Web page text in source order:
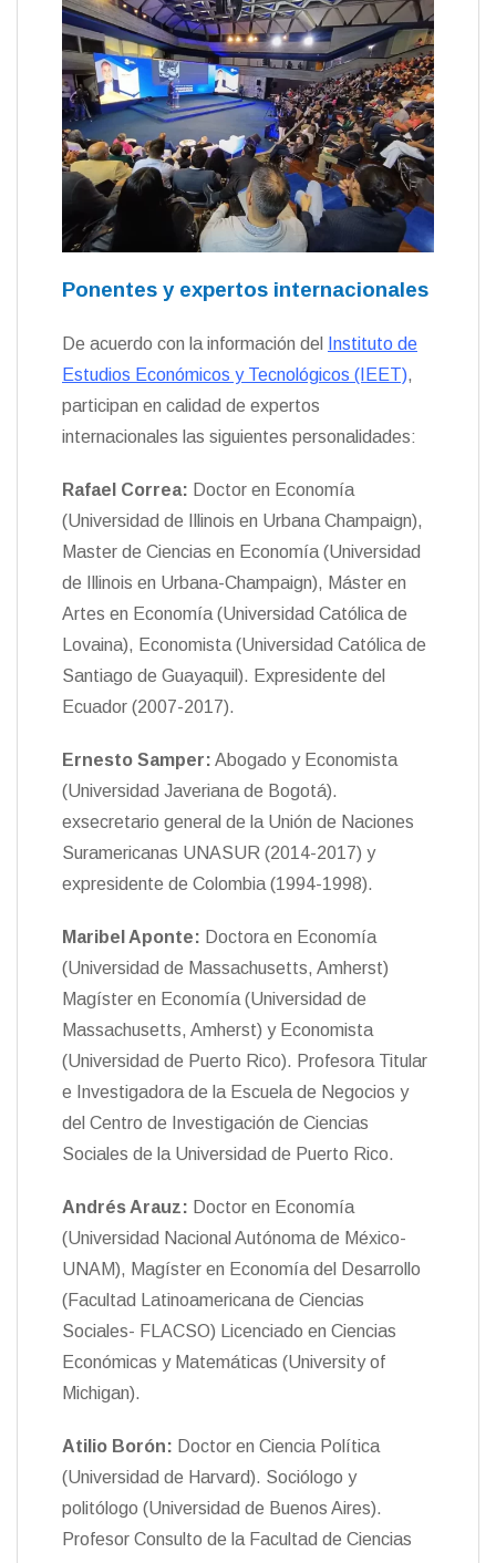
Ponentes y expertos internacionales
De acuerdo con la información del
Instituto de
Estudios Económicos y Tecnológicos (IEET),
participan en calidad de expertos
internacionales las siguientes personalidades:
Rafael Correa: Doctor en Economía
(Universidad de Illinois en Urbana Champaign),
Master de Ciencias en Economía (Universidad
de Illinois en Urbana-Champaign), Máster en
Artes en Economía (Universidad Católica de
Lovaina), Economista (Universidad Católica de
Santiago de Guayaquil). Expresidente del
Ecuador (2007-2017).
Ernesto Samper: Abogado y Economista
(Universidad Javeriana de Bogotá).
exsecretario general de la Unión de Naciones
Suramericanas UNASUR (2014-2017) y
expresidente de Colombia (1994-1998).
Maribel Aponte: Doctora en Economía
(Universidad de Massachusetts, Amherst)
Magíster en Economía (Universidad de
Massachusetts, Amherst) y Economista
(Universidad de Puerto Rico). Profesora Titular
e Investigadora de la Escuela de Negocios y
del Centro de Investigación de Ciencias
Sociales de la Universidad de Puerto Rico.
Andrés Arauz: Doctor en Economía
(Universidad Nacional Autónoma de México-
UNAM), Magíster en Economía del Desarrollo
(Facultad Latinoamericana de Ciencias
Sociales- FLACSO) Licenciado en Ciencias
Económicas y Matemáticas (University of
Michigan).
Atilio Borón: Doctor en Ciencia Política
(Universidad de Harvard). Sociólogo y
politólogo (Universidad de Buenos Aires).
Profesor Consulto de la Facultad de Ciencias